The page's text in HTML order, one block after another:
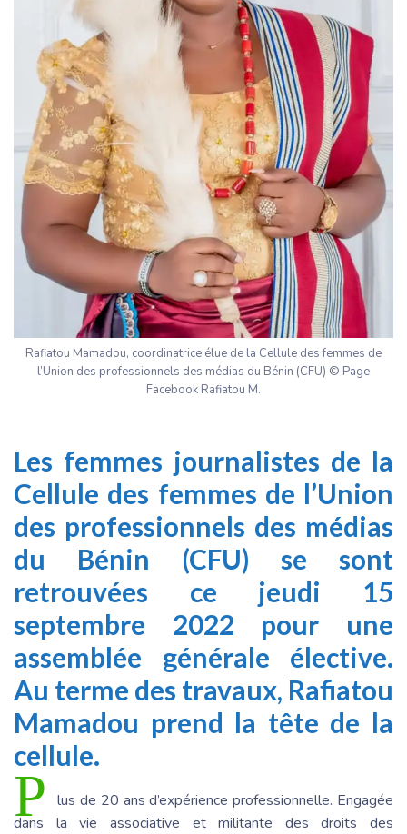
Rafiatou Mamadou, coordinatrice élue de la Cellule des femmes de
l’Union des professionnels des médias du Bénin (CFU) © Page
Facebook Rafiatou M.
Les femmes journalistes de la
Cellule des femmes de l’Union
des professionnels des médias
du Bénin (CFU) se sont
retrouvées ce jeudi 15
septembre 2022 pour une
assemblée générale élective.
Au terme des travaux, Rafiatou
Mamadou prend la tête de la
cellule.
P
lus de 20 ans d’expérience professionnelle. Engagée
dans la vie associative et militante des droits des